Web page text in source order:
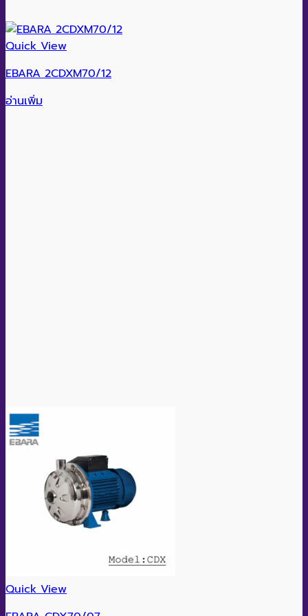
Quick View
EBARA 2CDXM70/12
อ่านเพิ่ม
Quick View